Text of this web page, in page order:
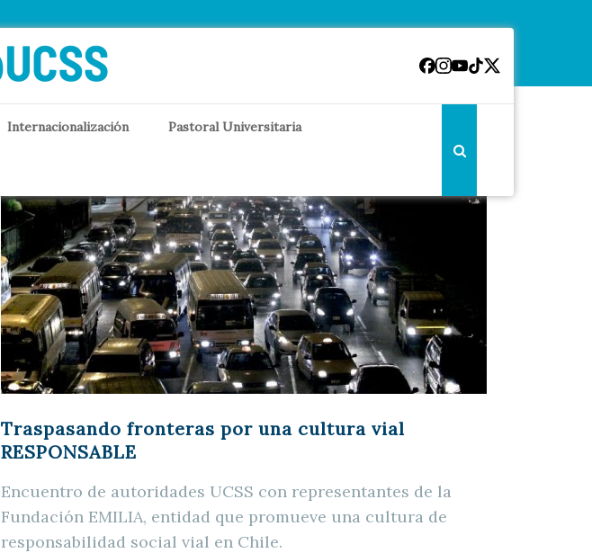
Internacionalización Pastoral Universitaria
Traspasando fronteras por una cultura vial
RESPONSABLE
Encuentro de autoridades UCSS con representantes de la
Fundación EMILIA, entidad que promueve una cultura de
responsabilidad social vial en Chile.